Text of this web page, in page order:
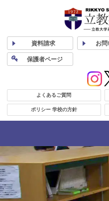
資料請求 お問
保護者ページ
よくあるご質問
ポリシー 学校の方針